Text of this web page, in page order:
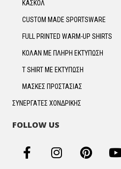
ΚΑΣΚΟΛ
CUSTOM MADE SPORTSWARE
FULL PRINTED WARM-UP SHIRTS
ΚΟΛΑΝ ΜΕ ΠΛΗΡΗ ΕΚΤΥΠΩΣΗ
T SHIRT ΜΕ ΕΚΤΥΠΩΣΗ
ΜΑΣΚΕΣ ΠΡΟΣΤΑΣΙΑΣ
ΣΥΝΕΡΓΑΤΕΣ ΧΟΝΔΡΙΚΗΣ
FOLLOW US